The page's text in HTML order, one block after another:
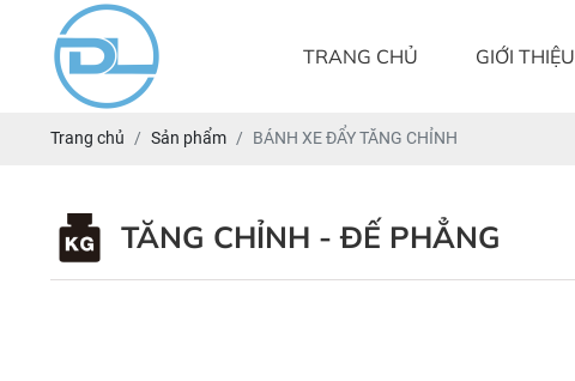
TRANG CHỦ GIỚI THIỆU
Trang chủ Sản phẩm BÁNH XE ĐẨY TĂNG CHỈNH
TĂNG CHỈNH - ĐẾ PHẲNG